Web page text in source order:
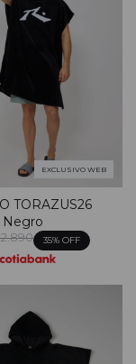
EXCLUSIVO WEB
TORAZUS26
Negro
2.890 35